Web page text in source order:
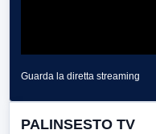
Guarda la diretta streaming
PALINSESTO TV